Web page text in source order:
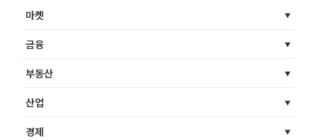
마켓
금융
부동산
산업
경제